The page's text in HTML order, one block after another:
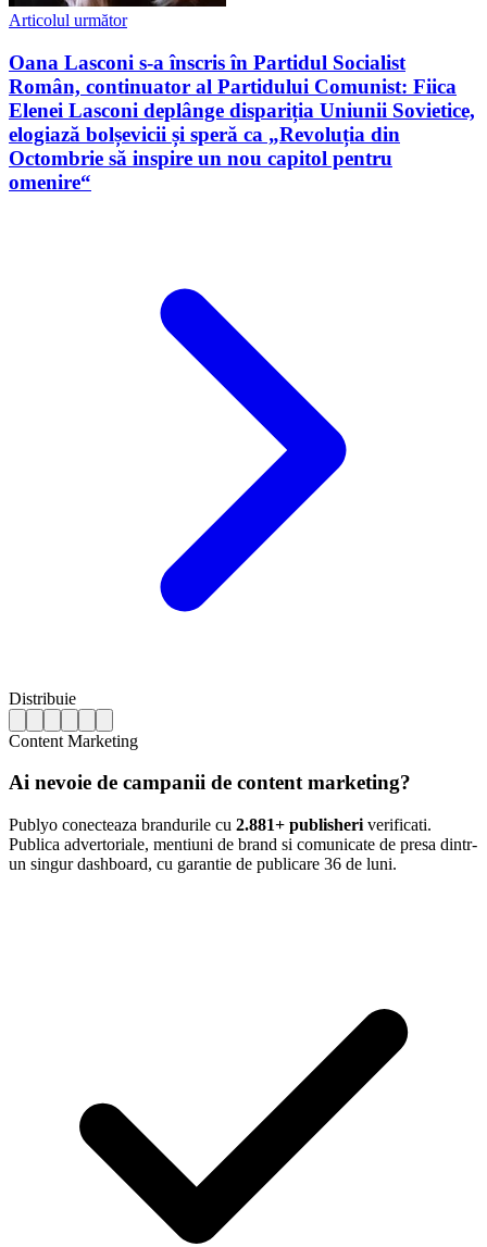
Articolul următor
Oana Lasconi s-a înscris în Partidul Socialist
Român, continuator al Partidului Comunist: Fiica
Elenei Lasconi deplânge dispariția Uniunii Sovietice,
elogiază bolșevicii și speră ca „Revoluția din
Octombrie să inspire un nou capitol pentru
omenire“
Distribuie
Content Marketing
Ai nevoie de campanii de content marketing?
Publyo conecteaza brandurile cu 2.881+ publisheri verificati.
Publica advertoriale, mentiuni de brand si comunicate de presa dintr-
un singur dashboard, cu garantie de publicare 36 de luni.